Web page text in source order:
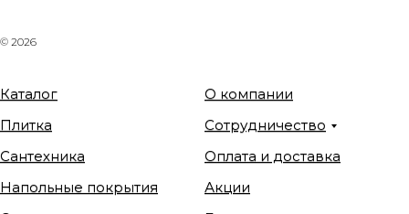
© 2026
Каталог
Плитка
Сантехника
Напольные покрытия
О компании
Сотрудничество
Оплата и доставка
Акции